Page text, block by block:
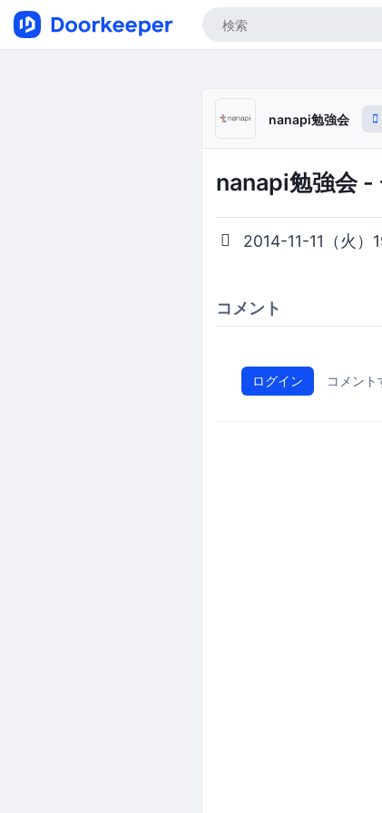
nanapi勉強会
nanapi勉強会 -
2014-11-11（火
コメント
ログイン コメント